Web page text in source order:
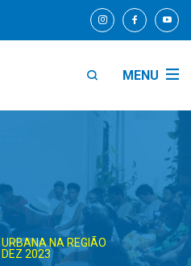
MENU
NA REGIÃO
DEZ 2023